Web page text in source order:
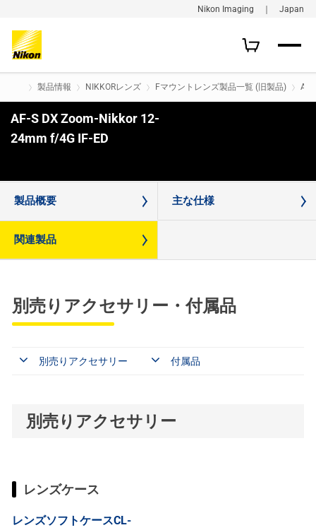
Nikon Imaging ｜ Japan
製品情報 NIKKORレンズ Fマウントレンズ製品一覧 (旧製品) AF-
AF-S DX Zoom-Nikkor 12-
24mm f/4G IF-ED
製品概要 主な仕様
関連製品
別売りアクセサリー・付属品
別売りアクセサリー 付属品
別売りアクセサリー
レンズケース
レンズソフトケースCL-